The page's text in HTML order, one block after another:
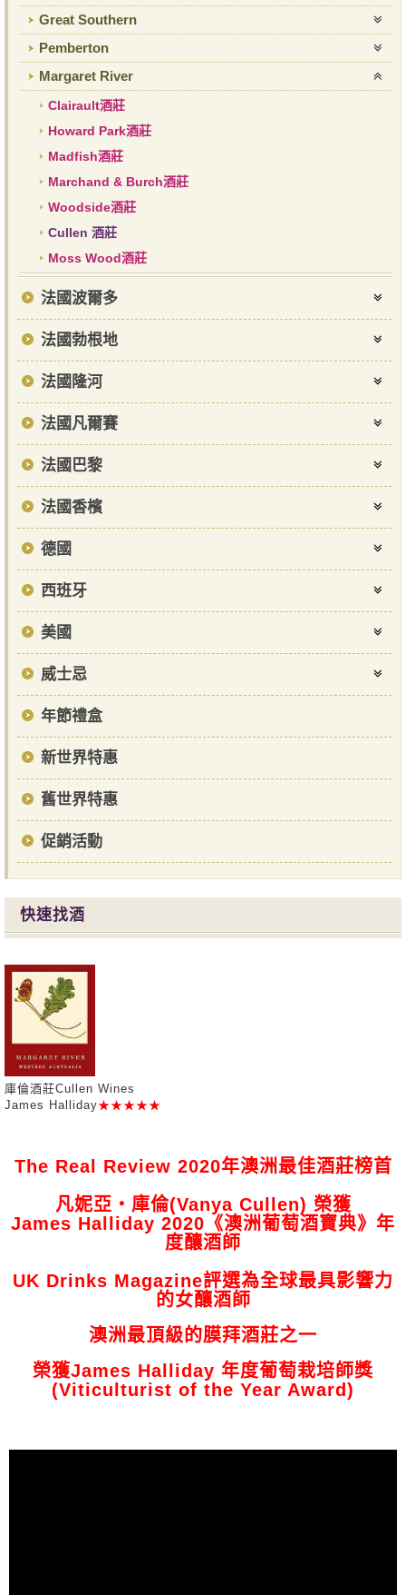
Great Southern
Pemberton
Margaret River
Clairault酒莊
Howard Park酒莊
Madfish酒莊
Marchand & Burch酒莊
Woodside酒莊
Cullen 酒莊
Moss Wood酒莊
法國波爾多
法國勃根地
法國隆河
法國凡爾賽
法國巴黎
法國香檳
德國
西班牙
美國
威士忌
年節禮盒
新世界特惠
舊世界特惠
促銷活動
快速找酒
庫倫酒莊Cullen Wines
James Halliday★★★★★
The Real Review 2020年澳洲最佳酒莊榜首
凡妮亞‧庫倫(Vanya Cullen) 榮獲
James Halliday 2020《澳洲葡萄酒寶典》年
度釀酒師
UK Drinks Magazine評選為全球最具影響力
的女釀酒師
澳洲最頂級的膜拜酒莊之一
榮獲James Halliday 年度葡萄栽培師獎
(Viticulturist of the Year Award)